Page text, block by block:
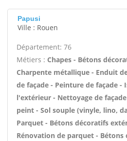
Papusi
Ville : Rouen
Département: 76
Métiers : Chapes - Bétons
Charpente métallique - Enduit
de façade - Peinture de façade -
l'extérieur - Nettoyage de
peint - Sol souple (vinyle, lino,
Parquet - Bétons décoratifs
Rénovation de parquet - Bétons